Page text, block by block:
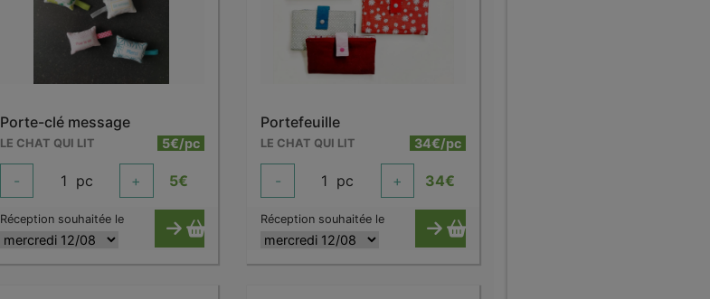
Porte-clé message
LE CHAT QUI LIT 5€/pc
- 1 pc + 5€
Réception souhaitée le
Portefeuille
LE CHAT QUI LIT 34€/pc
- 1 pc + 34€
Réception souhaitée le